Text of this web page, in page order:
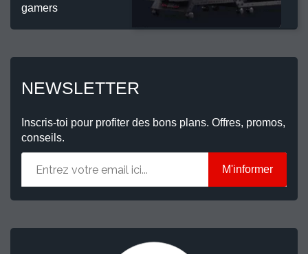
gamers
NEWSLETTER
Inscris-toi pour profiter des bons plans. Offres, promos,
conseils.
M'informer